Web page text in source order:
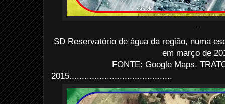
SD Reservatório de água da região, numa
em março de
FONTE: Google Maps.
2015.........................................